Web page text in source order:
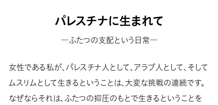
パレスチナに生まれて
―ふたつの支配という日常―
女性である私が、パレスチナ人として、アラブ人として、そして
ムスリムとして生きるということは、大変な挑戦の連続です。
なぜならそれは、ふたつの抑圧のもとで生きるということを